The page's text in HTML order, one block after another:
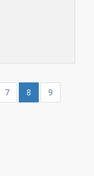
7 8
9